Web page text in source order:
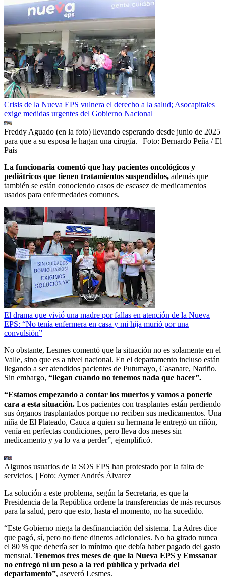
Crisis de la Nueva EPS vulnera el derecho a la salud; Asocapitales
exige medidas urgentes del Gobierno Nacional
Freddy Aguado (en la foto) llevando esperando desde junio de 2025
para que a su esposa le hagan una cirugía. | Foto: Bernardo Peña / El
País
La funcionaria comentó que hay pacientes oncológicos y
pediátricos que tienen tratamientos suspendidos, además que
también se están conociendo casos de escasez de medicamentos
usados para enfermedades comunes.
El drama que vivió una madre por fallas en atención de la Nueva
EPS: “No tenía enfermera en casa y mi hija murió por una
convulsión”
No obstante, Lesmes comentó que la situación no es solamente en el
Valle, sino que es a nivel nacional. En el departamento incluso están
llegando a ser atendidos pacientes de Putumayo, Casanare, Nariño.
Sin embargo, “llegan cuando no tenemos nada que hacer”.
“Estamos empezando a contar los muertos y vamos a ponerle
cara a esta situación. Los pacientes con trasplantes están perdiendo
sus órganos trasplantados porque no reciben sus medicamentos. Una
niña de El Plateado, Cauca a quien su hermana le entregó un riñón,
venía en perfectas condiciones, pero lleva dos meses sin
medicamento y ya lo va a perder”, ejemplificó.
Algunos usuarios de la SOS EPS han protestado por la falta de
servicios. | Foto: Aymer Andrés Álvarez
La solución a este problema, según la Secretaria, es que la
Presidencia de la República ordene la transferencias de más recursos
para la salud, pero que esto, hasta el momento, no ha sucedido.
“Este Gobierno niega la desfinanciación del sistema. La Adres dice
que pagó, sí, pero no tiene dineros adicionales. No ha girado nunca
el 80 % que debería ser lo mínimo que debía haber pagado del gasto
mensual. Tenemos tres meses de que la Nueva EPS y Emssanar
no entregó ni un peso a la red pública y privada del
departamento”, aseveró Lesmes.